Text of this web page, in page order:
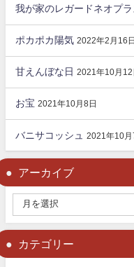
我が家のレガードネオプラ
ポカポカ陽気 2022年2月16日
甘えんぼな日 2021年10月12
お宝 2021年10月8日
バニサコッシュ 2021年10月
アーカイブ
カテゴリー